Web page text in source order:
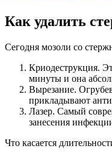
Как удалить
Сегодня мозоли со
Криодеструкция.
минуты и она
Вырезание.
прикладывают
Лазер. Самый
занесения
Что касается